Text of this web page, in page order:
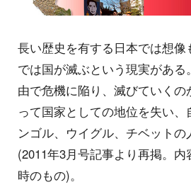
長い歴史を有する日本では想
では国が滅ぶという現実があ
由で危機に陥り、滅びていくの
って国家としての地位を失い
ンゴル、ウイグル、チベットの
(2011年3月号記事より再掲。
時のもの)。